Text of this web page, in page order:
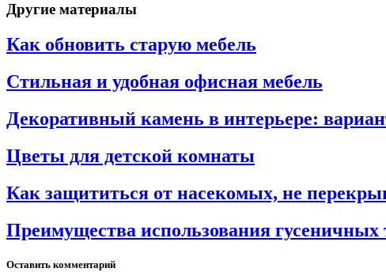
Другие материалы
Как обновить старую мебель
Стильная и удобная офисная мебель
Декоративный камень в интерьере:
Цветы для детской комнаты
Как защититься от насекомых, не
Преимущества использования гусеничных
Оставить комментарий